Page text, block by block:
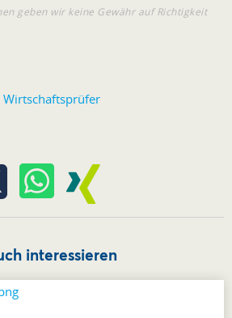
geben wir keine Gewähr auf Richtigkeit
Wirtschaftsprüfer
interessieren